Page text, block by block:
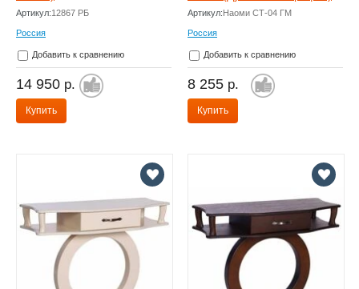
Артикул:12867 РБ
Россия
Добавить к сравнению
14 950 р.
Купить
Артикул:Наоми СТ-04 ГМ
Россия
Добавить к сравнению
8 255 р.
Купить